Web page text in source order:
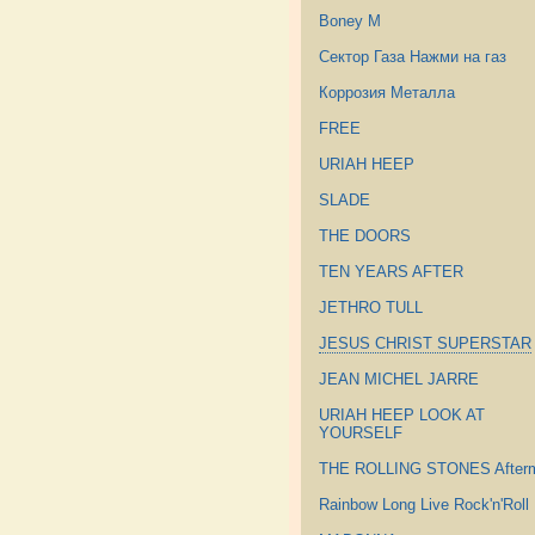
Boney M
Сектор Газа Нажми на газ
Коррозия Металла
FREE
URIAH HEEP
SLADE
THE DOORS
TEN YEARS AFTER
JETHRO TULL
JESUS CHRIST SUPERSTAR
JEAN MICHEL JARRE
URIAH HEEP LOOK AT
YOURSELF
THE ROLLING STONES
Rainbow Long Live Rock'n'Roll